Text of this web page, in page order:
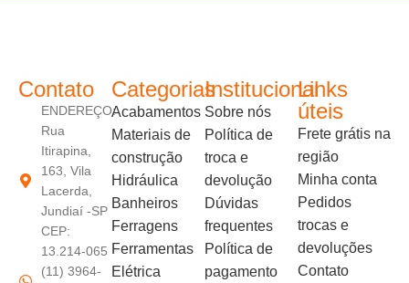
Contato
ENDEREÇO:
Rua
Itirapina,
163, Vila
Lacerda,
Jundiaí -SP
CEP:
13.214-065
(11) 3964-
Categorias
Acabamentos
Materiais de
construção
Hidráulica
Banheiros
Ferragens
Ferramentas
Elétrica
Institucional
Sobre nós
Política de
troca e
devolução
Dúvidas
frequentes
Política de
pagamento
Links
úteis
Frete grátis na
região
Minha conta
Pedidos
trocas e
devoluções
Contato